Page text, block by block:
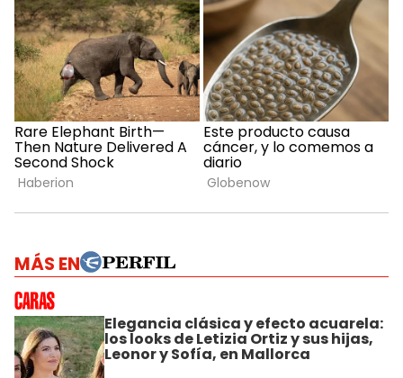
MÁS EN
Elegancia clásica y efecto acuarela:
los looks de Letizia Ortiz y sus hijas,
Leonor y Sofía, en Mallorca